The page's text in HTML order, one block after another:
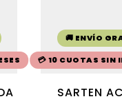
🚚 ENVÍO
💳 10 CUOTAS SIN
SARTEN